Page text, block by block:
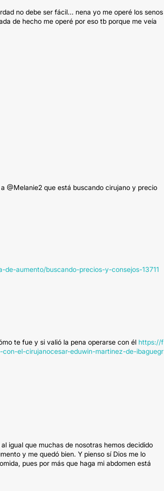
no debe ser fácil... nena yo me operé los senos
de hecho me operé por eso tb porque me veía
@Melanie2 que está buscando cirujano y precio
aumento/buscando-precios-y-consejos-13711
te fue y si valió la pena operarse con él https://f
el-cirujanocesar-eduwin-martinez-de-ibaguegr
igual que muchas de nosotras hemos decidido
y me quedó bien. Y pienso sí Dios me lo
pues por más que haga mi abdomen está